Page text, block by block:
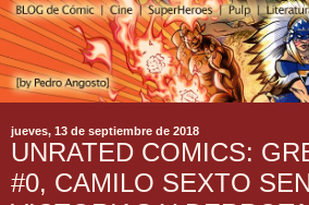
jueves, 13 de septiembre de 2018
UNRATED COMICS:
#0, CAMILO SEXTO